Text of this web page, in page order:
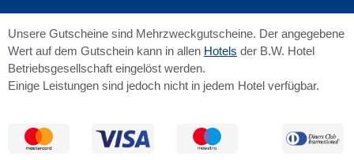
Unsere Gutscheine sind Mehrzweckgutscheine. Der angegebene
Wert auf dem Gutschein kann in allen Hotels der B.W. Hotel
Betriebsgesellschaft eingelöst werden.
Einige Leistungen sind jedoch nicht in jedem Hotel verfügbar.